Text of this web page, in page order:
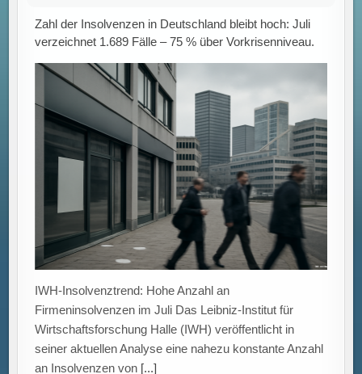
seiner aktuellen Analyse eine nahezu konstante Anzahl
an Insolvenzen von[...]
Eltern bereit zu zahlen: Soziale Faktoren beeinflussen
die Nutzung von KI für Hausaufgaben und Lernhilfen.
Künstliche Intelligenz bei Hausaufgaben: Einfluss